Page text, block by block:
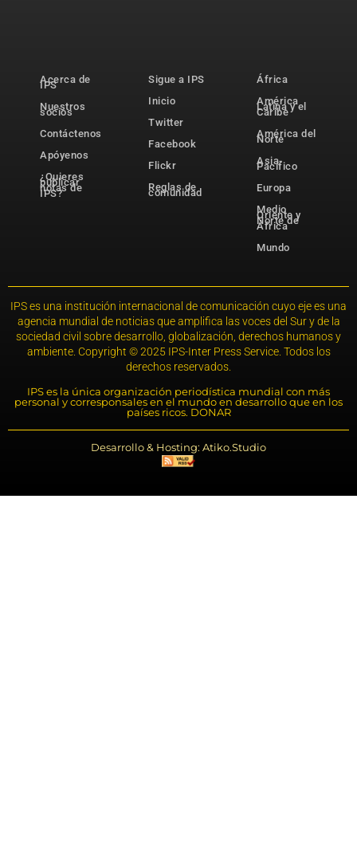
Acerca de
IPS
Nuestros
socios
Contáctenos
Apóyenos
¿Quieres
publicar
notas de
IPS?
Sigue a IPS
Inicio
Twitter
Facebook
Flickr
Reglas de
comunidad
África
América
Latina y el
Caribe
América del
Norte
Asia-
Pacífico
Europa
Medio
Oriente y
Norte de
África
Mundo
IPS es una institución internacional de comunicación cuyo eje es una
agencia mundial de noticias que amplifica las voces del Sur y de la
sociedad civil sobre desarrollo, globalización, derechos humanos y
ambiente. Copyright © 2025 IPS-Inter Press Service. Todos los
derechos reservados.
IPS es la única organización periodística mundial con más
personal y corresponsales en el mundo en desarrollo que en los
países ricos. DONAR
Desarrollo & Hosting: Atiko.Studio